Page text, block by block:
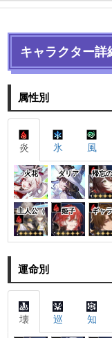
キャラクター詳
属性別
炎 氷 風
火花 ダリア 帰忘
主人公（ 姫子 ギャ
運命別
壊 巡 知